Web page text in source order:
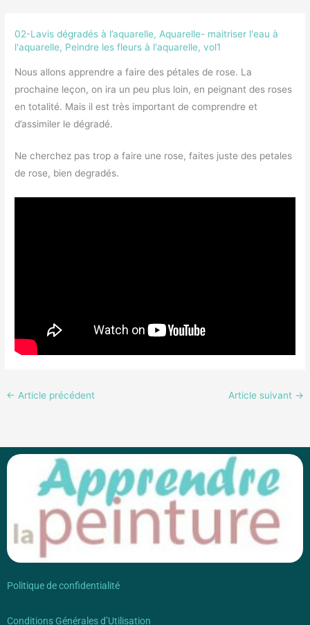
02-Lavis dégradés à l’aquarelle, Aquarelle- maitriser l'eau à
l'aquarelle, Peindre les fleurs à l'aquarelle, vol1
Nous allons apprendre a faire des pétales de rose. La
prochaine leçon, on ira un peu plus loin, en peignant des roses
en totalité. Mais il est très important de comprendre et
d’assimiler le dégradé.
Ne cherchez pas trop a faire une rose, faites juste des petales
de rose, bien degradés.
← Article précédent Article suivant →
Politique de confidentialité
Conditions Générales d’Utilisation